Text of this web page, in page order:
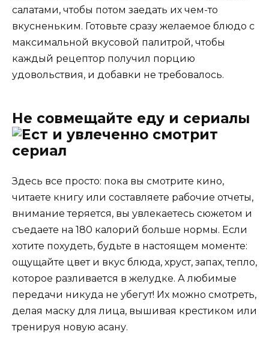
салатами, чтобы потом заедать их чем-то
вкусненьким. Готовьте сразу желаемое блюдо с
максимальной вкусовой палитрой, чтобы
каждый рецептор получил порцию
удовольствия, и добавки не требовалось.
Не совмещайте еду и сериалы
Здесь все просто: пока вы смотрите кино,
читаете книгу или составляете рабочие отчеты,
внимание теряется, вы увлекаетесь сюжетом и
съедаете на 180 калорий больше нормы. Если
хотите похудеть, будьте в настоящем моменте:
ощущайте цвет и вкус блюда, хруст, запах, тепло,
которое разливается в желудке. А любимые
передачи никуда не убегут! Их можно смотреть,
делая маску для лица, вышивая крестиком или
тренируя новую асану.